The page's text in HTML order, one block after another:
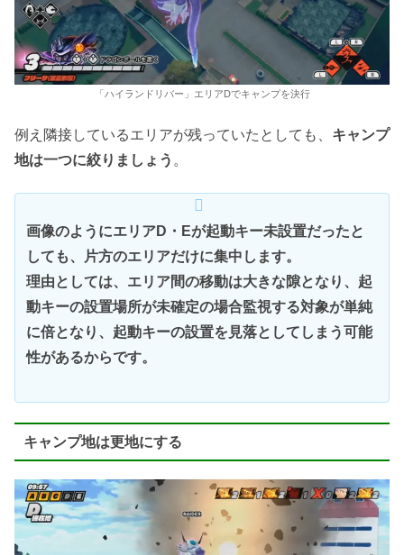
「ハイランドリバー」エリアDでキャンプを決行
例え隣接しているエリアが残っていたとしても、 キャンプ
地は一つに絞りましょう 。
画像のようにエリアD・Eが起動キー未設置だったと
しても、片方のエリアだけに集中します。
理由としては、エリア間の移動は大きな隙となり、起
動キーの設置場所が未確定の場合監視する対象が単純
に倍となり、起動キーの設置を見落としてしまう可能
性があるからです。
キャンプ地は更地にする